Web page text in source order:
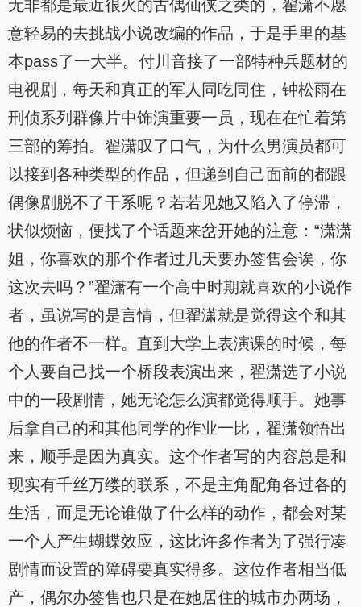
无非都是最近很火的古偶仙侠之类的，翟潇不愿
意轻易的去挑战小说改编的作品，于是手里的基
本pass了一大半。付川音接了一部特种兵题材的
电视剧，每天和真正的军人同吃同住，钟松雨在
刑侦系列群像片中饰演重要一员，现在在忙着第
三部的筹拍。翟潇叹了口气，为什么男演员都可
以接到各种类型的作品，但递到自己面前的都跟
偶像剧脱不了干系呢？若若见她又陷入了停滞，
状似烦恼，便找了个话题来岔开她的注意：“潇潇
姐，你喜欢的那个作者过几天要办签售会诶，你
这次去吗？”翟潇有一个高中时期就喜欢的小说作
者，虽说写的是言情，但翟潇就是觉得这个和其
他的作者不一样。直到大学上表演课的时候，每
个人要自己找一个桥段表演出来，翟潇选了小说
中的一段剧情，她无论怎么演都觉得顺手。她事
后拿自己的和其他同学的作业一比，翟潇领悟出
来，顺手是因为真实。这个作者写的内容总是和
现实有千丝万缕的联系，不是主角配角各过各的
生活，而是无论谁做了什么样的动作，都会对某
一个人产生蝴蝶效应，这比许多作者为了强行凑
剧情而设置的障碍要真实得多。这位作者相当低
产，偶尔办签售也只是在她居住的城市办两场，